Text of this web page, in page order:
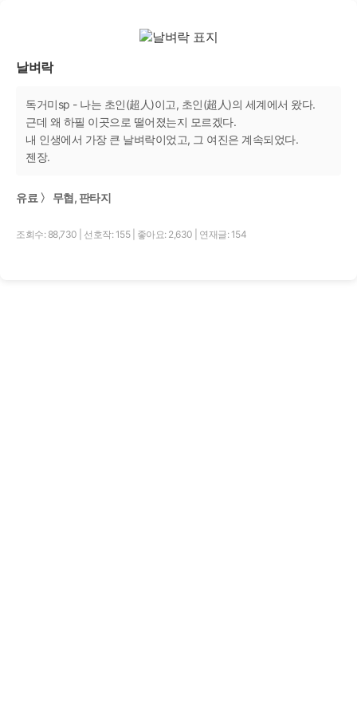
날벼락
독거미sp - 나는 초인(超人)이고, 초인(超人)의 세계에서 왔다.
근데 왜 하필 이곳으로 떨어졌는지 모르겠다.
내 인생에서 가장 큰 날벼락이었고, 그 여진은 계속되었다.
젠장.
유료 〉 무협, 판타지
조회수: 88,730 선호작: 155 좋아요: 2,630 연재글: 154